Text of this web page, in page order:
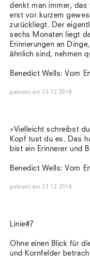
denkt man immer, das
erst vor kurzem
zurückliegt. Der
sechs Monaten liegt
Erinnerungen an
ähnlich sind, nehmen
Benedict Wells: Vom
gelesen am23.12.2018
»Vielleicht schreibst
Kopf tust du es. Das
bist ein Erinnerer und
Benedict Wells: Vom
gelesen am23.12.2018
Linie#7
Ohne einen Blick für
und Kornfelder